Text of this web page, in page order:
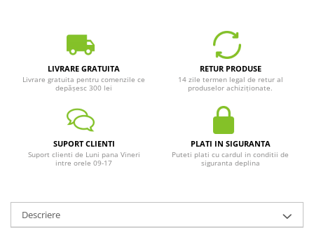
LIVRARE GRATUITA
Livrare gratuita pentru comenzile ce
depășesc 300 lei
RETUR PRODUSE
14 zile termen legal de retur al
produselor achiziționate.
SUPORT CLIENTI
Suport clienti de Luni pana Vineri
intre orele 09-17
PLATI IN SIGURANTA
Puteti plati cu cardul in conditii de
siguranta deplina
Descriere